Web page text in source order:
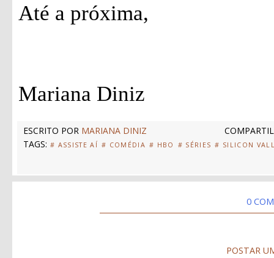
Até a próxima,
Mariana Diniz
ESCRITO POR MARIANA DINIZ
TAGS: # ASSISTE AÍ # COMÉDIA # HBO # SÉRIES # SILICON
0
POSTAR